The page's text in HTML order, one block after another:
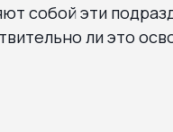
собой эти
ли это